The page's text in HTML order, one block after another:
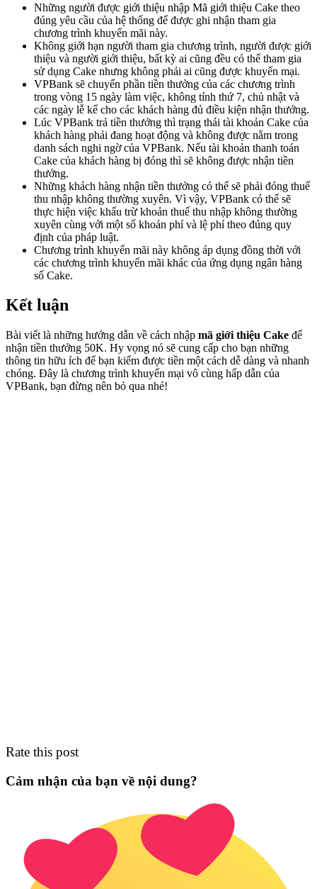
Những người được giới thiệu nhập Mã giới thiệu Cake theo
đúng yêu cầu của hệ thống để được ghi nhận tham gia
chương trình khuyến mãi này.
Không giới hạn người tham gia chương trình, người được giới
thiệu và người giới thiệu, bất kỳ ai cũng đều có thể tham gia
sử dụng Cake nhưng không phải ai cũng được khuyến mại.
VPBank sẽ chuyển phần tiền thưởng của các chương trình
trong vòng 15 ngày làm việc, không tính thứ 7, chủ nhật và
các ngày lễ kể cho các khách hàng đủ điều kiện nhận thưởng.
Lúc VPBank trả tiền thưởng thì trạng thái tài khoản Cake của
khách hàng phải đang hoạt động và không được nằm trong
danh sách nghi ngờ của VPBank. Nếu tài khoản thanh toán
Cake của khách hàng bị đóng thì sẽ không được nhận tiền
thưởng.
Những khách hàng nhận tiền thưởng có thể sẽ phải đóng thuế
thu nhập không thường xuyên. Vì vậy, VPBank có thể sẽ
thực hiện việc khấu trừ khoản thuế thu nhập không thường
xuyên cùng với một số khoản phí và lệ phí theo đúng quy
định của pháp luật.
Chương trình khuyến mãi này không áp dụng đồng thời với
các chương trình khuyến mãi khác của ứng dụng ngân hàng
số Cake.
Kết luận
Bài viết là những hướng dẫn về cách nhập mã giới thiệu Cake để
nhận tiền thưởng 50K. Hy vọng nó sẽ cung cấp cho bạn những
thông tin hữu ích để bạn kiếm được tiền một cách dễ dàng và nhanh
chóng. Đây là chương trình khuyến mại vô cùng hấp dẫn của
VPBank, bạn đừng nên bỏ qua nhé!
Rate this post
Cảm nhận của bạn về nội dung?